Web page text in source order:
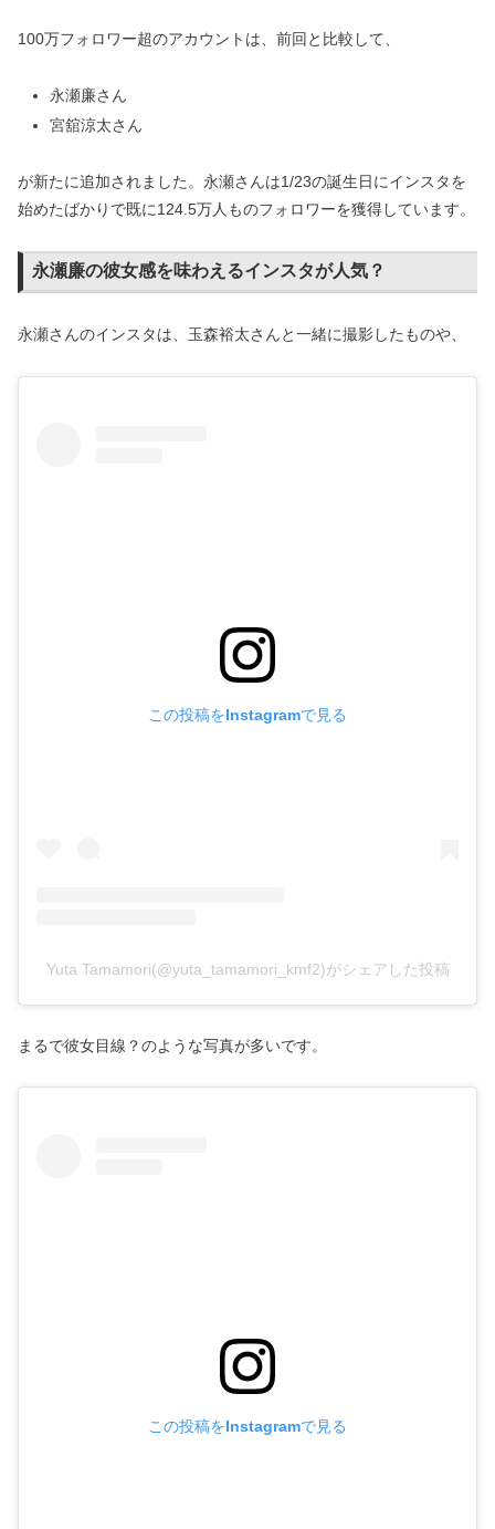
100万フォロワー超のアカウントは、前回と比較して、
永瀬廉さん
宮舘涼太さん
が新たに追加されました。永瀬さんは1/23の誕生日にインスタを
始めたばかりで既に124.5万人ものフォロワーを獲得しています。
永瀬廉の彼女感を味わえるインスタが人気？
永瀬さんのインスタは、玉森裕太さんと一緒に撮影したものや、
この投稿をInstagramで見る
Yuta Tamamori(@yuta_tamamori_kmf2)がシェアした投稿
まるで彼女目線？のような写真が多いです。
この投稿をInstagramで見る